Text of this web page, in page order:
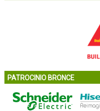
PATROCINIO BRONCE